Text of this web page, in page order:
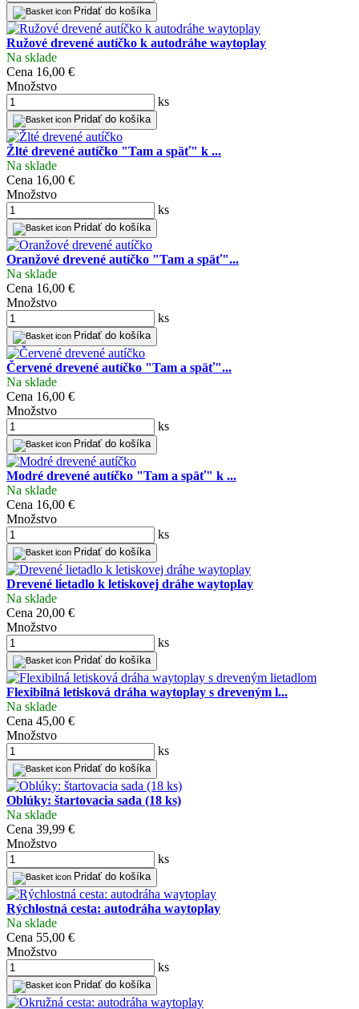
Pridať do košíka
Ružové drevené autíčko k autodráhe waytoplay
Na sklade
Cena 16,00 €
Množstvo
ks
Pridať do košíka
Žlté drevené autíčko "Tam a späť" k ...
Na sklade
Cena 16,00 €
Množstvo
ks
Pridať do košíka
Oranžové drevené autíčko "Tam a späť"...
Na sklade
Cena 16,00 €
Množstvo
ks
Pridať do košíka
Červené drevené autíčko "Tam a späť"...
Na sklade
Cena 16,00 €
Množstvo
ks
Pridať do košíka
Modré drevené autíčko "Tam a späť" k ...
Na sklade
Cena 16,00 €
Množstvo
ks
Pridať do košíka
Drevené lietadlo k letiskovej dráhe waytoplay
Na sklade
Cena 20,00 €
Množstvo
ks
Pridať do košíka
Flexibilná letisková dráha waytoplay s dreveným l...
Na sklade
Cena 45,00 €
Množstvo
ks
Pridať do košíka
Oblúky: štartovacia sada (18 ks)
Na sklade
Cena 39,99 €
Množstvo
ks
Pridať do košíka
Rýchlostná cesta: autodráha waytoplay
Na sklade
Cena 55,00 €
Množstvo
ks
Pridať do košíka